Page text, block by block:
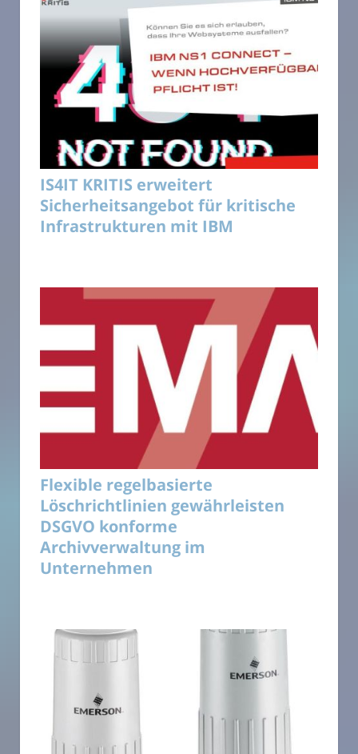
IS4IT KRITIS erweitert
Sicherheitsangebot für kritische
Infrastrukturen mit IBM
Flexible regelbasierte
Löschrichtlinien gewährleisten
DSGVO konforme
Archivverwaltung im
Unternehmen